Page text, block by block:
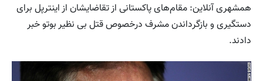
همشهری آنلاین: مقام‌های پاکستانی از تقاضایشان از اینترپل برای
دستگیری و بازگرداندن مشرف درخصوص قتل بی نظیر بوتو خبر
دادند.